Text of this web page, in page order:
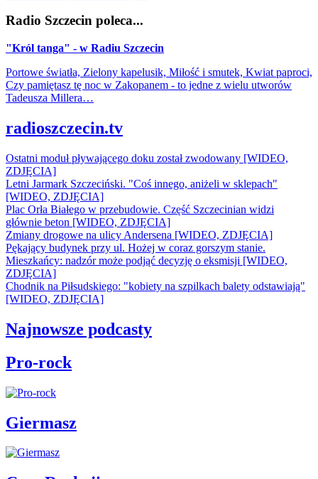
Radio Szczecin poleca...
"Król tanga" - w Radiu Szczecin
Portowe światła, Zielony kapelusik, Miłość i smutek, Kwiat paproci,
Czy pamiętasz tę noc w Zakopanem - to jedne z wielu utworów
Tadeusza Millera…
radioszczecin.tv
Ostatni moduł pływającego doku został zwodowany [WIDEO,
ZDJĘCIA]
Letni Jarmark Szczeciński. "Coś innego, aniżeli w sklepach"
[WIDEO, ZDJĘCIA]
Plac Orła Białego w przebudowie. Część Szczecinian widzi
głównie beton [WIDEO, ZDJĘCIA]
Zmiany drogowe na ulicy Andersena [WIDEO, ZDJĘCIA]
Pękający budynek przy ul. Hożej w coraz gorszym stanie.
Mieszkańcy: nadzór może podjąć decyzję o eksmisji [WIDEO,
ZDJĘCIA]
Chodnik na Piłsudskiego: "kobiety na szpilkach balety odstawiają"
[WIDEO, ZDJĘCIA]
Najnowsze podcasty
Pro-rock
Giermasz